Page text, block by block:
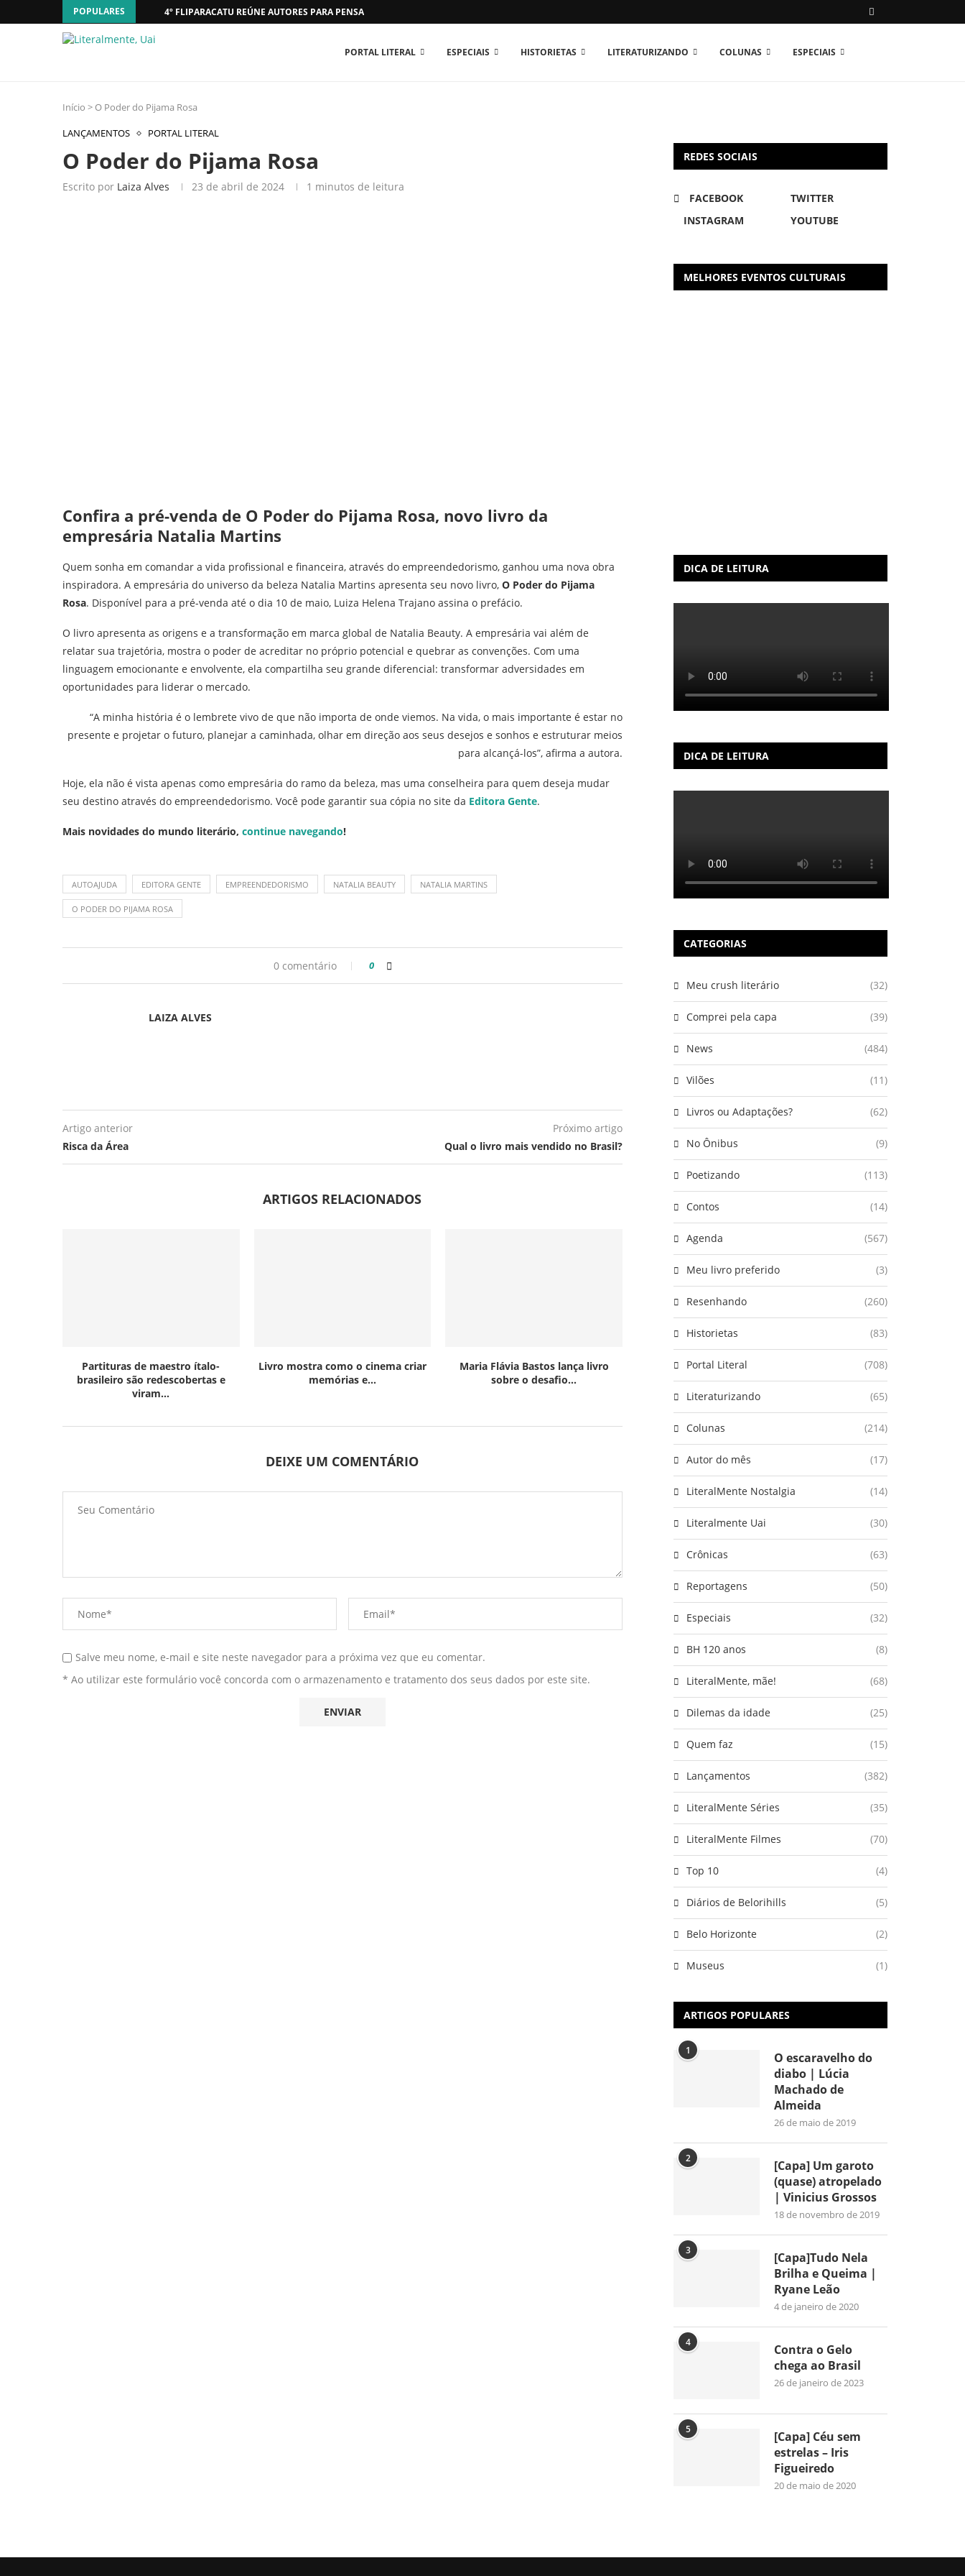
POPULARES 4º FLIPARACATU REÚNE AUTORES PARA PENSAR O MUNDO...
PORTAL LITERAL ESPECIAIS HISTORIETAS LITERATURIZANDO COLUNAS ESPECIAIS
Início > O Poder do Pijama Rosa
LANÇAMENTOS
PORTAL LITERAL
O Poder do Pijama Rosa
Escrito por Laiza Alves 23 de abril de 2024 1 minutos de leitura
Confira a pré-venda de O Poder do Pijama Rosa, novo livro da
empresária Natalia Martins
Quem sonha em comandar a vida profissional e financeira, através do empreendedorismo, ganhou uma nova obra
inspiradora. A empresária do universo da beleza Natalia Martins apresenta seu novo livro, O Poder do Pijama
Rosa. Disponível para a pré-venda até o dia 10 de maio, Luiza Helena Trajano assina o prefácio.
O livro apresenta as origens e a transformação em marca global de Natalia Beauty. A empresária vai além de
relatar sua trajetória, mostra o poder de acreditar no próprio potencial e quebrar as convenções. Com uma
linguagem emocionante e envolvente, ela compartilha seu grande diferencial: transformar adversidades em
oportunidades para liderar o mercado.
“A minha história é o lembrete vivo de que não importa de onde viemos. Na vida, o mais importante é estar no
presente e projetar o futuro, planejar a caminhada, olhar em direção aos seus desejos e sonhos e estruturar meios
para alcançá-los”, afirma a autora.
Hoje, ela não é vista apenas como empresária do ramo da beleza, mas uma conselheira para quem deseja mudar
seu destino através do empreendedorismo. Você pode garantir sua cópia no site da Editora Gente.
Mais novidades do mundo literário, continue navegando!
AUTOAJUDA EDITORA GENTE EMPREENDEDORISMO NATALIA BEAUTY NATALIA MARTINS
O PODER DO PIJAMA ROSA
0 comentário 0
LAIZA ALVES
Artigo anterior
Risca da Área
Próximo artigo
Qual o livro mais vendido no Brasil?
ARTIGOS RELACIONADOS
Partituras de maestro ítalo-
brasileiro são redescobertas e
viram...
Livro mostra como o cinema criar
memórias e...
Maria Flávia Bastos lança livro
sobre o desafio...
DEIXE UM COMENTÁRIO
Salve meu nome, e-mail e site neste navegador para a próxima vez que eu comentar.
* Ao utilizar este formulário você concorda com o armazenamento e tratamento dos seus dados por este site.
REDES SOCIAIS
FACEBOOK
TWITTER
INSTAGRAM
YOUTUBE
MELHORES EVENTOS CULTURAIS
DICA DE LEITURA
DICA DE LEITURA
CATEGORIAS
Meu crush literário (32)
Comprei pela capa (39)
News (484)
Vilões (11)
Livros ou Adaptações? (62)
No Ônibus (9)
Poetizando (113)
Contos (14)
Agenda (567)
Meu livro preferido (3)
Resenhando (260)
Historietas (83)
Portal Literal (708)
Literaturizando (65)
Colunas (214)
Autor do mês (17)
LiteralMente Nostalgia (14)
Literalmente Uai (30)
Crônicas (63)
Reportagens (50)
Especiais (32)
BH 120 anos (8)
LiteralMente, mãe! (68)
Dilemas da idade (25)
Quem faz (15)
Lançamentos (382)
LiteralMente Séries (35)
LiteralMente Filmes (70)
Top 10 (4)
Diários de Belorihills (5)
Belo Horizonte (2)
Museus (1)
ARTIGOS POPULARES
1
O escaravelho do
diabo | Lúcia
Machado de
Almeida
26 de maio de 2019
2
[Capa] Um garoto
(quase) atropelado
| Vinicius Grossos
18 de novembro de 2019
3
[Capa]Tudo Nela
Brilha e Queima |
Ryane Leão
4 de janeiro de 2020
4
Contra o Gelo
chega ao Brasil
26 de janeiro de 2023
5
[Capa] Céu sem
estrelas – Iris
Figueiredo
20 de maio de 2020